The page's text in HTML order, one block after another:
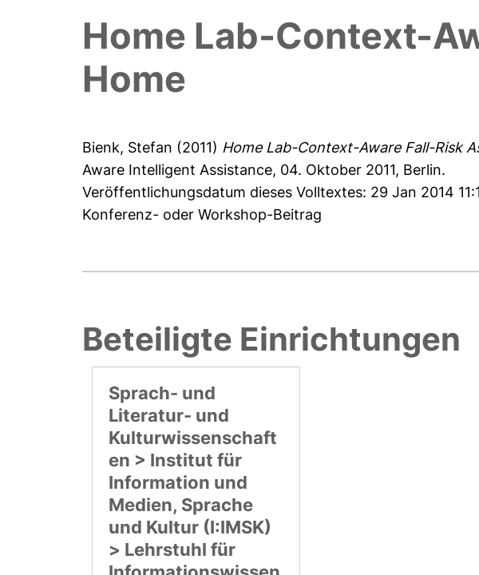
Home Lab-Context-
Home
Bienk, Stefan (2011) Home Lab-Context-Aware Fall-Risk
Aware Intelligent Assistance, 04. Oktober 2011, Berlin.
Veröffentlichungsdatum dieses Volltextes: 29 Jan 2014
Konferenz- oder Workshop-Beitrag
Beteiligte Einrichtungen
Sprach- und
Literatur- und
Kulturwissenschaft
en > Institut für
Information und
Medien, Sprache
und Kultur (I:IMSK)
> Lehrstuhl für